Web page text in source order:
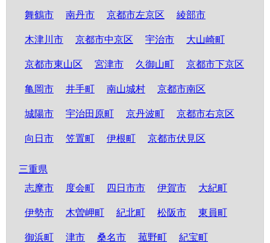
舞鶴市 南丹市 京都市左京区 綾部市
木津川市 京都市中京区 宇治市 大山崎町
京都市東山区 宮津市 久御山町 京都市下京区
亀岡市 井手町 南山城村 京都市南区
城陽市 宇治田原町 京丹波町 京都市右京区
向日市 笠置町 伊根町 京都市伏見区
三重県
志摩市
度会町 四日市市 伊賀市 大紀町
伊勢市 木曽岬町 紀北町 松阪市 東員町
御浜町 津市 桑名市 菰野町 紀宝町